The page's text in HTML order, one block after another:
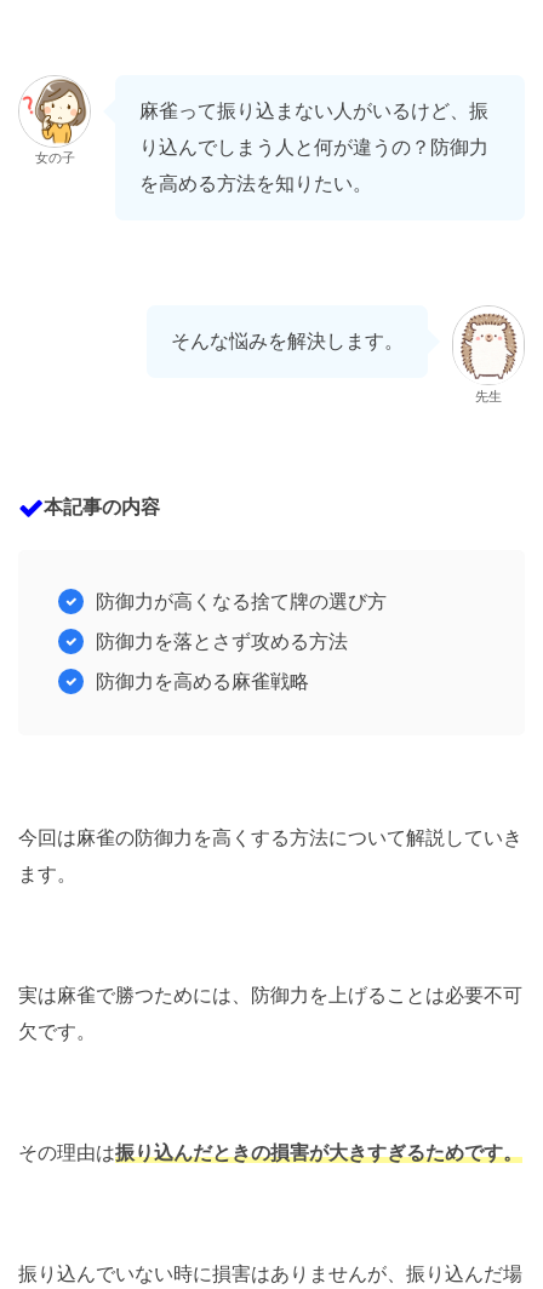
女の子
麻雀って振り込まない人がいるけど、振
り込んでしまう人と何が違うの？防御力
を高める方法を知りたい。
そんな悩みを解決します。
先生
本記事の内容
防御力が高くなる捨て牌の選び方
防御力を落とさず攻める方法
防御力を高める麻雀戦略
今回は麻雀の防御力を高くする方法について解説していき
ます。
実は麻雀で勝つためには、防御力を上げることは必要不可
欠です。
その理由は振り込んだときの損害が大きすぎるためです。
振り込んでいない時に損害はありませんが、振り込んだ場